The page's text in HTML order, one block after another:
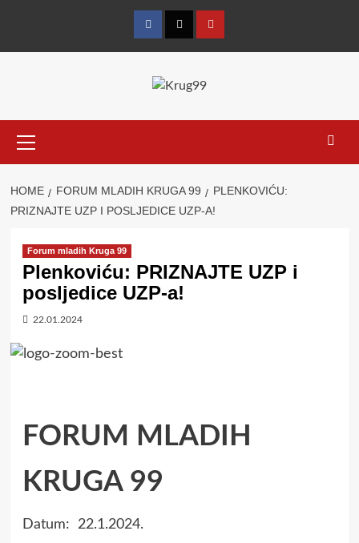
FacebookTwitterYouTube
Menu
HOME FORUM MLADIH KRUGA 99
PLENKOVIĆU:
PRIZNAJTE UZP I POSLJEDICE UZP-A!
Forum mladih Kruga 99
Plenkoviću: PRIZNAJTE UZP i
posljedice UZP-a!
22.01.2024
FORUM MLADIH
KRUGA 99
Datum: 22.1.2024.